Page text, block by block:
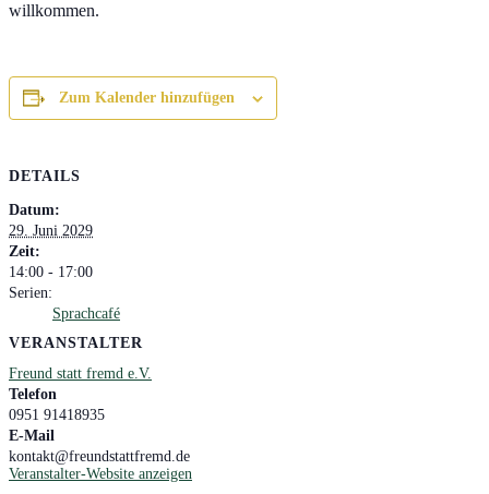
willkommen.
Zum Kalender hinzufügen
DETAILS
Datum:
29. Juni 2029
Zeit:
14:00 - 17:00
Serien:
Sprachcafé
VERANSTALTER
Freund statt fremd e.V.
Telefon
0951 91418935
E-Mail
kontakt@freundstattfremd.de
Veranstalter-Website anzeigen